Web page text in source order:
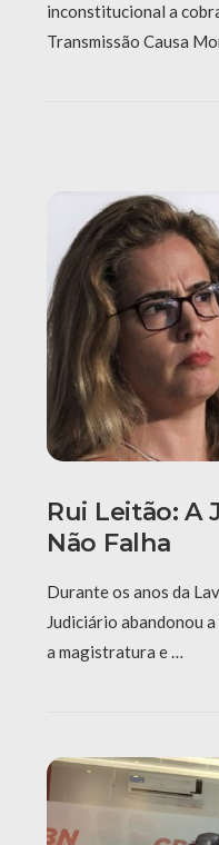
inconstitucional a
Transmissão Causa
Rui Leitão: A
Não Falha
Durante os anos da
Judiciário abandonou
a magistratura e …